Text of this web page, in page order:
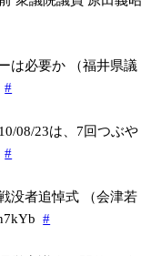
は必要か （福井県議
#
08/23は、7回つぶや
#
没者追悼式 （会津若
#